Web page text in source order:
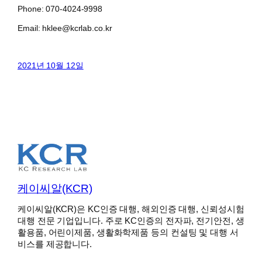
Phone: 070-4024-9998
Email: hklee@kcrlab.co.kr
2021년 10월 12일
케이씨알(KCR)
케이씨알(KCR)은 KC인증 대행, 해외인증 대행, 신뢰성시험
대행 전문 기업입니다. 주로 KC인증의 전자파, 전기안전, 생
활용품, 어린이제품, 생활화학제품 등의 컨설팅 및 대행 서
비스를 제공합니다.